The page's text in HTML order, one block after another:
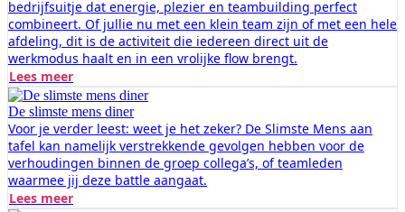
bedrijfsuitje dat energie, plezier en teambuilding perfect
combineert. Of jullie nu met een klein team zijn of met een hele
afdeling, dit is de activiteit die iedereen direct uit de
werkmodus haalt en in een vrolijke flow brengt.
Lees meer
De slimste mens diner
Voor je verder leest: weet je het zeker? De Slimste Mens aan
tafel kan namelijk verstrekkende gevolgen hebben voor de
verhoudingen binnen de groep collega’s, of teamleden
waarmee jij deze battle aangaat.
Lees meer